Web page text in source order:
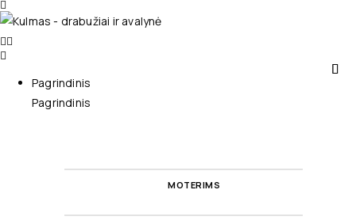
Pagrindinis
Pagrindinis
MOTERIMS